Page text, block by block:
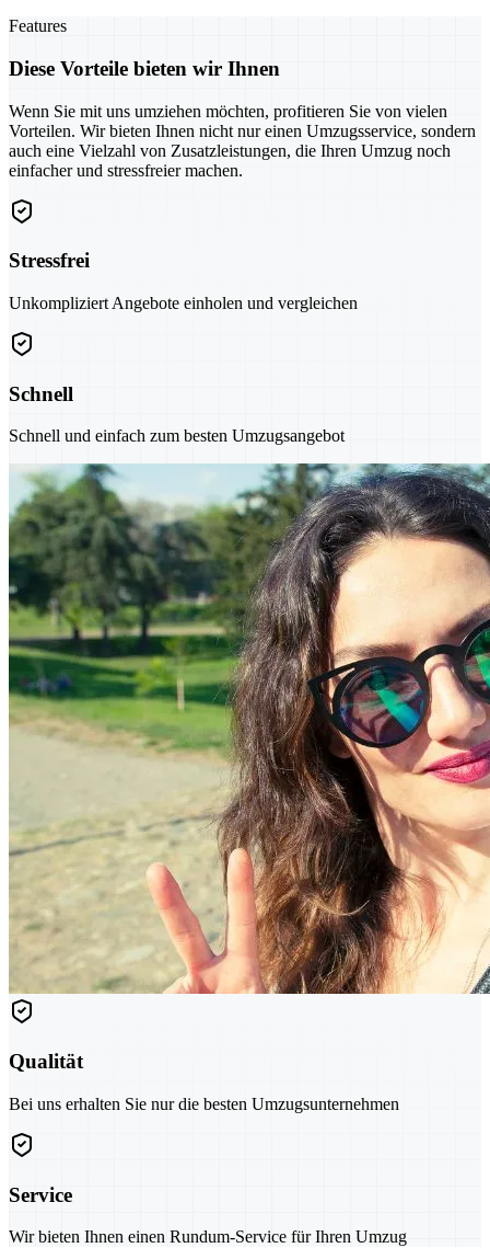
Features
Diese Vorteile bieten wir Ihnen
Wenn Sie mit uns umziehen möchten, profitieren Sie von vielen
Vorteilen. Wir bieten Ihnen nicht nur einen Umzugsservice, sondern
auch eine Vielzahl von Zusatzleistungen, die Ihren Umzug noch
einfacher und stressfreier machen.
Stressfrei
Unkompliziert Angebote einholen und vergleichen
Schnell
Schnell und einfach zum besten Umzugsangebot
Qualität
Bei uns erhalten Sie nur die besten Umzugsunternehmen
Service
Wir bieten Ihnen einen Rundum-Service für Ihren Umzug